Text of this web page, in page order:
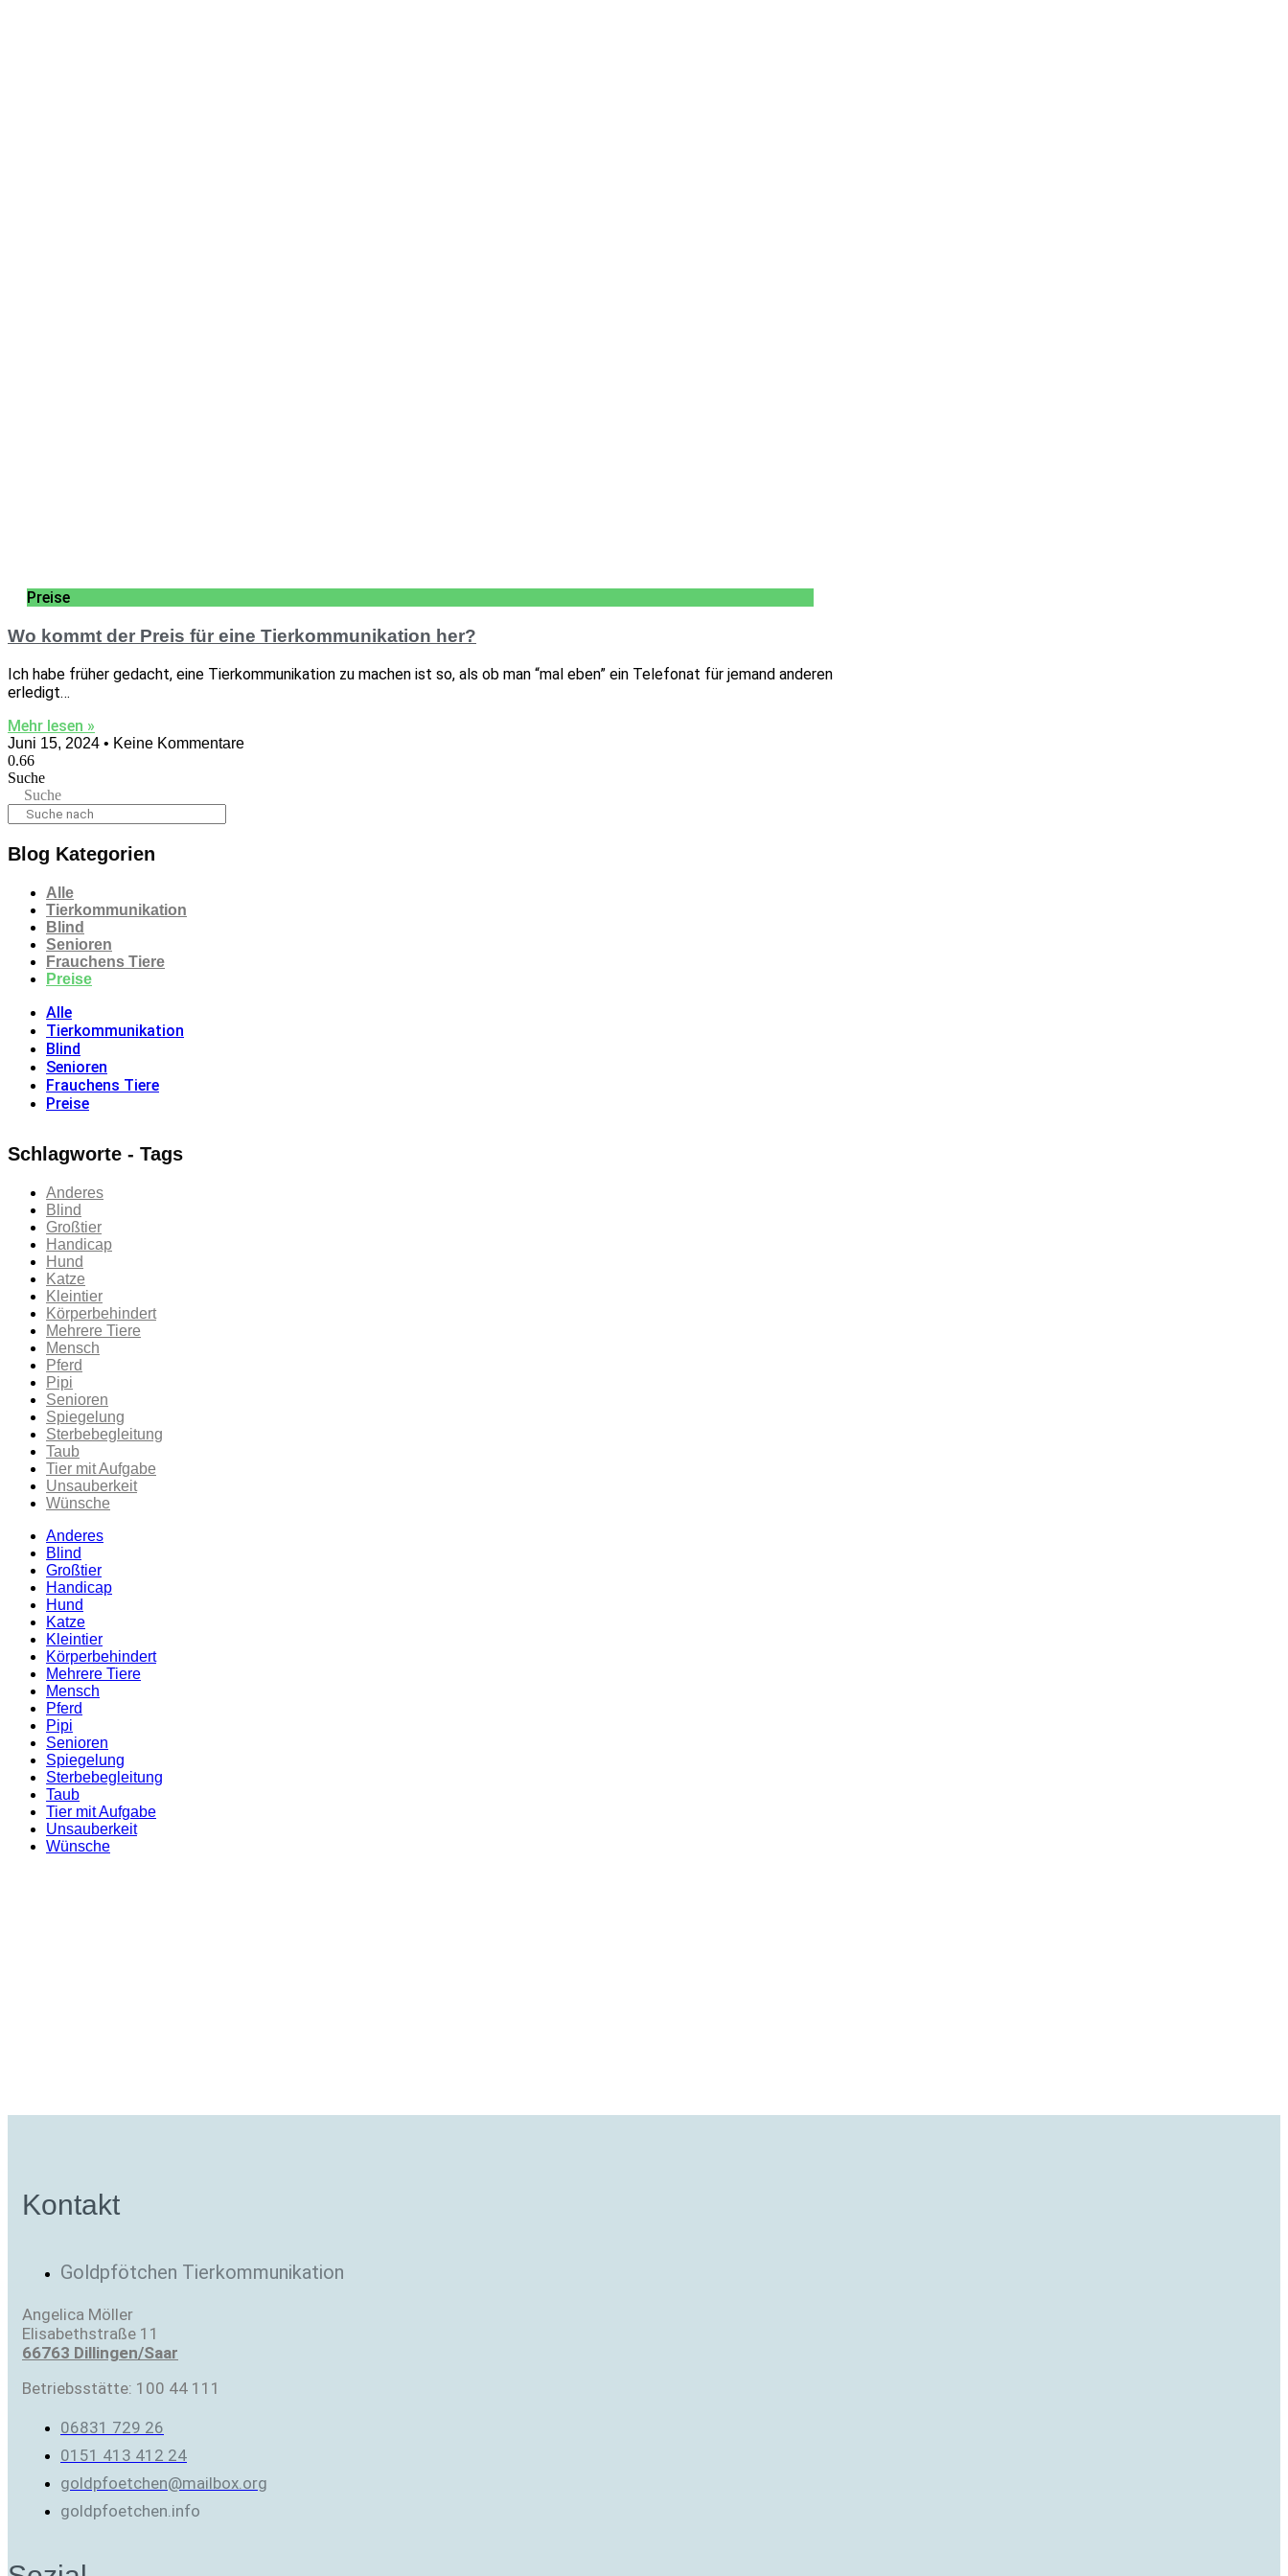
Preise
Wo kommt der Preis für eine Tierkommunikation her?
Ich habe früher gedacht, eine Tierkommunikation zu machen ist so, als ob man “mal eben” ein Telefonat für jemand anderen
erledigt…
Mehr lesen »
Juni 15, 2024 Keine Kommentare
Suche
Suche
Blog Kategorien
Alle
Tierkommunikation
Blind
Senioren
Frauchens Tiere
Preise
Alle
Tierkommunikation
Blind
Senioren
Frauchens Tiere
Preise
Schlagworte - Tags
Anderes
Blind
Großtier
Handicap
Hund
Katze
Kleintier
Körperbehindert
Mehrere Tiere
Mensch
Pferd
Pipi
Senioren
Spiegelung
Sterbebegleitung
Taub
Tier mit Aufgabe
Unsauberkeit
Wünsche
Anderes
Blind
Großtier
Handicap
Hund
Katze
Kleintier
Körperbehindert
Mehrere Tiere
Mensch
Pferd
Pipi
Senioren
Spiegelung
Sterbebegleitung
Taub
Tier mit Aufgabe
Unsauberkeit
Wünsche
Kontakt
Goldpfötchen Tierkommunikation
Angelica Möller
Elisabethstraße 11
66763 Dillingen/Saar
Betriebsstätte: 100 44 111
06831 729 26
0151 413 412 24
goldpfoetchen@mailbox.org
goldpfoetchen.info